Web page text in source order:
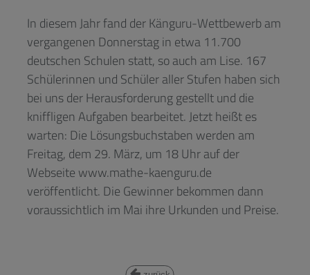
In diesem Jahr fand der Känguru-Wettbewerb am
vergangenen Donnerstag in etwa 11.700
deutschen Schulen statt, so auch am Lise. 167
Schülerinnen und Schüler aller Stufen haben sich
bei uns der Herausforderung gestellt und die
kniffligen Aufgaben bearbeitet. Jetzt heißt es
warten: Die Lösungsbuchstaben werden am
Freitag, dem 29. März, um 18 Uhr auf der
Webseite www.mathe-kaenguru.de
veröffentlicht. Die Gewinner bekommen dann
voraussichtlich im Mai ihre Urkunden und Preise.